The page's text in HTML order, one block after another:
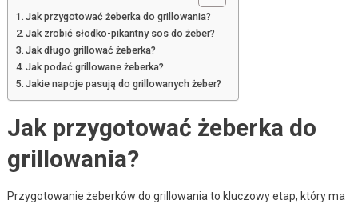
Jak przygotować żeberka do grillowania?
Jak zrobić słodko-pikantny sos do żeber?
Jak długo grillować żeberka?
Jak podać grillowane żeberka?
Jakie napoje pasują do grillowanych żeber?
Jak przygotować żeberka do
grillowania?
Przygotowanie żeberków do grillowania to kluczowy etap, który ma